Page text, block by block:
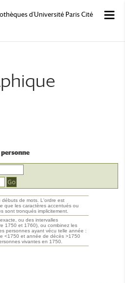
d'Université Paris Cité
personne
débuts de mots. L'ordre est
que les caractères accentués ou
sont tronqués implicitement.
ou des intervalles
1750 et 1760), ou combinez les
personnes ayant vécu telle année :
<1750 et année de décès >1750
vivantes en 1750.